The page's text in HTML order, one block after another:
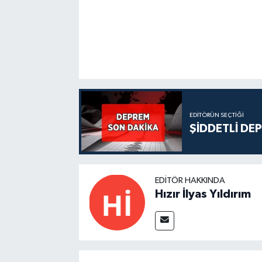
EDITÖRÜN SEÇTIĞI
ŞİDDETLİ
EDITÖR HAKKINDA
Hızır İlyas Yıldırım